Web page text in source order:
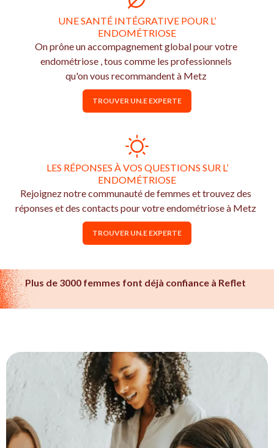
UNE SANTÉ INTÉGRATIVE POUR L’
ENDOMÉTRIOSE
On prône un accompagnement global pour votre
endométriose , tous comme les professionnels
qu'on vous recommandent à Metz
TROUVER UN.E EXPERTE
LES RÉPONSES À VOS QUESTIONS SUR L’
ENDOMÉTRIOSE
Rejoignez notre communauté de femmes et trouvez des
réponses et des contacts pour votre endométriose à Metz
TROUVER UN.E EXPERTE
Plus de 3000 femmes font déjà confiance à Reflet